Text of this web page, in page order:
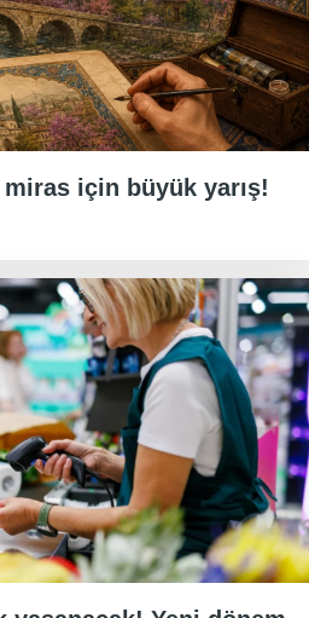
miras için büyük yarış!